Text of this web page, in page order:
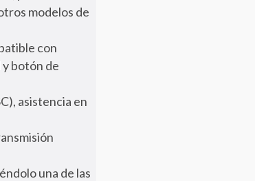
modelos de
con
y botón de
asistencia en
una de las